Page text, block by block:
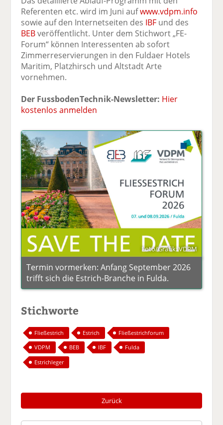
Referenten etc. wird im Juni aufwww.vdpm.info
sowie auf den Internetseiten des IBF und des
BEBveröffentlicht. Unter dem Stichwort „FE-
Forum“ können Interessenten ab sofort
Zimmerreservierungen in den Fuldaer Hotels
Maritim, Platzhirsch und Altstadt Arte
vornehmen.
Der FussbodenTechnik-Newsletter: Hier
kostenlos anmelden
Foto/Grafik: VDPM
Termin vormerken: Anfang September 2026
trifft sich die Estrich-Branche in Fulda.
Stichworte
Fließestrich Estrich
Fließestrichforum
VDPM
BEB IBF
Fulda
Estrichleger
Zurück